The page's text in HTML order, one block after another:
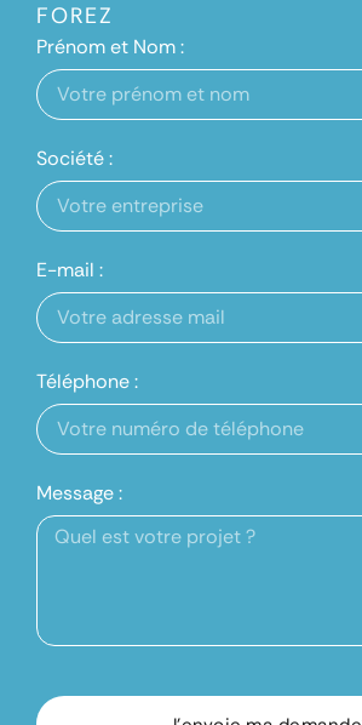
FOREZ
Prénom et Nom :
Société :
E-mail :
Téléphone :
Message :